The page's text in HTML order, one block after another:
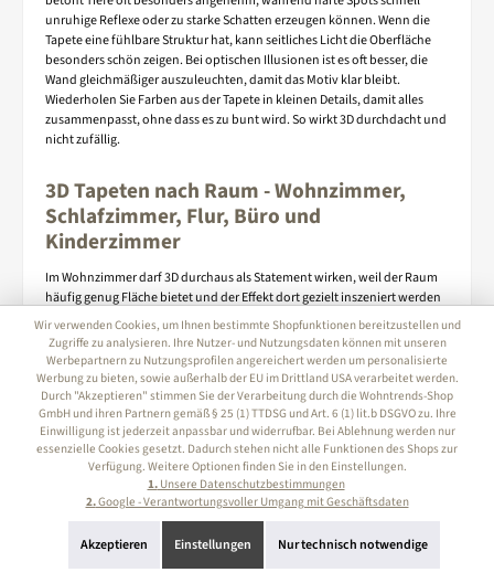
unruhige Reflexe oder zu starke Schatten erzeugen können. Wenn die
Tapete eine fühlbare Struktur hat, kann seitliches Licht die Oberfläche
besonders schön zeigen. Bei optischen Illusionen ist es oft besser, die
Wand gleichmäßiger auszuleuchten, damit das Motiv klar bleibt.
Wiederholen Sie Farben aus der Tapete in kleinen Details, damit alles
zusammenpasst, ohne dass es zu bunt wird. So wirkt 3D durchdacht und
nicht zufällig.
3D Tapeten nach Raum - Wohnzimmer,
Schlafzimmer, Flur, Büro und
Kinderzimmer
Im Wohnzimmer darf 3D durchaus als Statement wirken, weil der Raum
häufig genug Fläche bietet und der Effekt dort gezielt inszeniert werden
kann. Im Schlafzimmer ist eine ruhigere 3D Struktur meist die bessere
Wahl, da sie Tiefe gibt, aber die Entspannung nicht stört. Im Flur sorgt 3D
für einen Wow Effekt, sollte jedoch nicht zu dunkel sein, wenn wenig
Tageslicht vorhanden ist, und die Oberfläche sollte alltagstauglich
bleiben. Im Büro kann 3D modern und konzentriert wirken, wenn das
Muster klar ist und die Farbwelt reduziert bleibt. Im Kinderzimmer ist
Zurückhaltung besonders wichtig, da zu starke Effekte schnell
überreizen können und der Raum im Alltag ohnehin viele Farben
mitbringt. Hier funktionieren sanfte Strukturen oder sehr ruhige
geometrische Designs oft besser als starke Perspektivmotive. In jedem
schlicht ist und das Motiv genug Fläche bekommt. So bleibt die Wirkung
hochwertig und angenehm.
Wir verwenden Cookies, um Ihnen bestimmte Shopfunktionen bereitzustellen und
Zugriffe zu analysieren. Ihre Nutzer- und Nutzungsdaten können mit unseren
Werbepartnern zu Nutzungsprofilen angereichert werden um personalisierte
Werbung zu bieten, sowie außerhalb der EU im Drittland USA verarbeitet werden.
Durch "Akzeptieren" stimmen Sie der Verarbeitung durch die Wohntrends-Shop
GmbH und ihren Partnern gemäß § 25 (1) TTDSG und Art. 6 (1) lit.b DSGVO zu. Ihre
Einwilligung ist jederzeit anpassbar und widerrufbar. Bei Ablehnung werden nur
essenzielle Cookies gesetzt. Dadurch stehen nicht alle Funktionen des Shops zur
Verfügung. Weitere Optionen finden Sie in den Einstellungen.
1.Unsere Datenschutzbestimmungen
2.Google - Verantwortungsvoller Umgang mit Geschäftsdaten
Akzeptieren Einstellungen Nur technisch notwendige